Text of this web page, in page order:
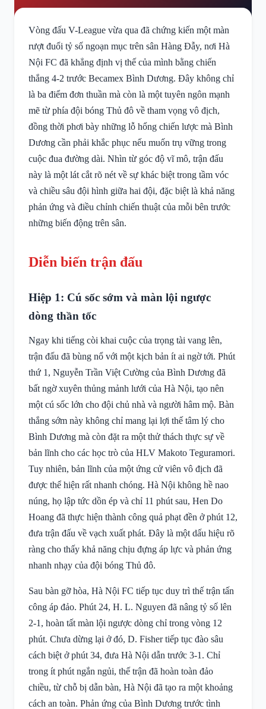
Vòng đấu V-League vừa qua đã chứng kiến một màn
rượt đuổi tỷ số ngoạn mục trên sân Hàng Đẫy, nơi Hà
Nội FC đã khẳng định vị thế của mình bằng chiến
thắng 4-2 trước Becamex Bình Dương. Đây không chỉ
là ba điểm đơn thuần mà còn là một tuyên ngôn mạnh
mẽ từ phía đội bóng Thủ đô về tham vọng vô địch,
đồng thời phơi bày những lỗ hổng chiến lược mà Bình
Dương cần phải khắc phục nếu muốn trụ vững trong
cuộc đua đường dài. Nhìn từ góc độ vĩ mô, trận đấu
này là một lát cắt rõ nét về sự khác biệt trong tầm vóc
và chiều sâu đội hình giữa hai đội, đặc biệt là khả năng
phản ứng và điều chỉnh chiến thuật của mỗi bên trước
những biến động trên sân.
Diễn biến trận đấu
Hiệp 1: Cú sốc sớm và màn lội ngược
dòng thần tốc
Ngay khi tiếng còi khai cuộc của trọng tài vang lên,
trận đấu đã bùng nổ với một kịch bản ít ai ngờ tới. Phút
thứ 1, Nguyễn Trần Việt Cường của Bình Dương đã
bất ngờ xuyên thủng mảnh lưới của Hà Nội, tạo nên
một cú sốc lớn cho đội chủ nhà và người hâm mộ. Bàn
thắng sớm này không chỉ mang lại lợi thế tâm lý cho
Bình Dương mà còn đặt ra một thử thách thực sự về
bản lĩnh cho các học trò của HLV Makoto Teguramori.
Tuy nhiên, bản lĩnh của một ứng cử viên vô địch đã
được thể hiện rất nhanh chóng. Hà Nội không hề nao
núng, họ lập tức dồn ép và chỉ 11 phút sau, Hen Do
Hoang đã thực hiện thành công quả phạt đền ở phút 12,
đưa trận đấu về vạch xuất phát. Đây là một dấu hiệu rõ
ràng cho thấy khả năng chịu đựng áp lực và phản ứng
nhanh nhạy của đội bóng Thủ đô.
Sau bàn gỡ hòa, Hà Nội FC tiếp tục duy trì thế trận tấn
công áp đảo. Phút 24, H. L. Nguyen đã nâng tỷ số lên
2-1, hoàn tất màn lội ngược dòng chỉ trong vòng 12
phút. Chưa dừng lại ở đó, D. Fisher tiếp tục đào sâu
cách biệt ở phút 34, đưa Hà Nội dẫn trước 3-1. Chỉ
trong ít phút ngắn ngủi, thế trận đã hoàn toàn đảo
chiều, từ chỗ bị dẫn bàn, Hà Nội đã tạo ra một khoảng
cách an toàn. Phản ứng của Bình Dương trước tình